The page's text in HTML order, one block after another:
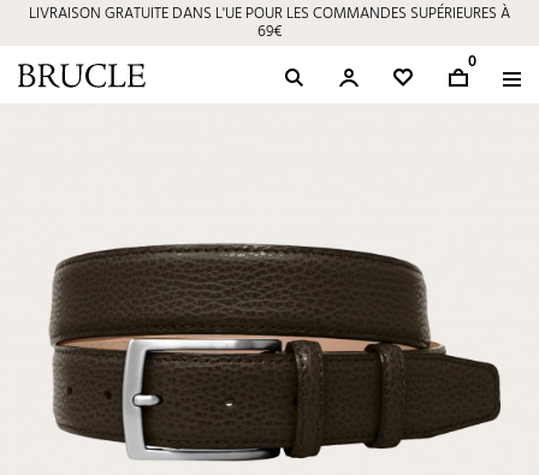
LIVRAISON GRATUITE DANS L'UE POUR LES COMMANDES SUPÉRIEURES À
69€
0